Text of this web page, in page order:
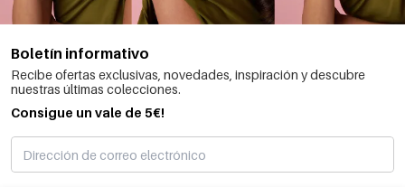
Boletín informativo
Recibe ofertas exclusivas, novedades, inspiración y descubre
nuestras últimas colecciones.
Consigue un vale de 5€!